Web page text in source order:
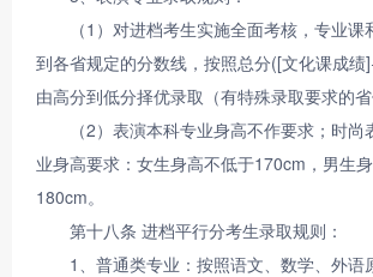
（1）对进档考生实施全面考核，专业
到各省规定的分数线，按照总分([文化课成绩
由高分到低分择优录取（有特殊录取要求的省
（2）表演本科专业身高不作要求；时
业身高要求：女生身高不低于170cm，男生
180cm。
第十八条 进档平行分考生录取规则：
1、普通类专业：按照语文、数学、外语